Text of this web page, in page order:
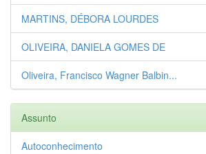
MARTINS, DÉBORA LOURDES
OLIVEIRA, DANIELA GOMES DE
Oliveira, Francisco Wagner Balbin...
Assunto
Autoconhecimento